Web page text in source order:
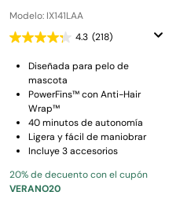
Modelo: IX141LAA
4.3 (218)
Diseñada para pelo de
mascota
PowerFins™ con Anti-Hair
Wrap™
40 minutos de autonomía
Ligera y fácil de maniobrar
Incluye 3 accesorios
20% de decuento con el cupón
VERANO20